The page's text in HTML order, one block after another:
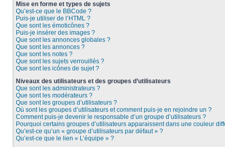
Mise en forme et types de sujets
Qu’est-ce que le BBCode ?
Puis-je utiliser de l’HTML ?
Que sont les émoticônes ?
Puis-je insérer des images ?
Que sont les annonces globales ?
Que sont les annonces ?
Que sont les notes ?
Que sont les sujets verrouillés ?
Que sont les icônes de sujet ?
Niveaux des utilisateurs et des groupes d’utilisateurs
Que sont les administrateurs ?
Que sont les modérateurs ?
Que sont les groupes d’utilisateurs ?
Où sont les groupes d’utilisateurs et comment puis-je en rejoindre un ?
Comment puis-je devenir le responsable d’un groupe d’utilisateurs ?
Pourquoi certains groupes d’utilisateurs apparaissent dans une couleur
Qu’est-ce qu’un « groupe d’utilisateurs par défaut » ?
Qu’est-ce que le lien « L’équipe » ?